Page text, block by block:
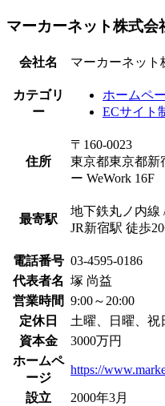
マーカーネット株式会
会社名 マーカーネット
カテゴリ
ー
ホームペ
ECサイト
住所
〒160-0023
東京都東京都新
ー WeWork 16F
最寄駅
地下鉄丸ノ内
JR新宿駅 徒歩
電話番号 03-4595-0186
代表者名 塚 尚益
営業時間 9:00～20:00
定休日
土曜、日曜、祝
資本金
3000万円
ホームペ
ージ
https://
設立
2000年3月